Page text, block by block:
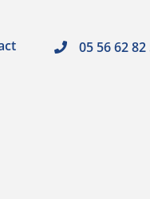
05 56 62 82